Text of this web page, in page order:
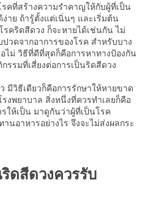
คที่สร้างความรำคาญให้กับผู้ที่เป็น
าย ถ้ารู้ตั้งแต่เนิ่นๆ และเริ่มต้น
คริดสีดวง ก็จะหายได้เช่นกัน ไม่
วดจากอาการของโรค สำหรับบาง
ไม่ วิธีที่ดีที่สุดก็คือการหาทางป้องกัน
รรมที่เสี่ยงต่อการเป็นริดสีดวง
มีวิธีเดียวก็คือการรักษาให้หายขาด
งพยาบาล สิ่งหนึ่งที่ควรทำเลยก็คือ
ให้เป็น มาดูกันว่าผู้ที่เป็นโรค
นอาหารอย่างไร จึงจะไม่ส่งผลกระ
ดสีดวงควรรับ